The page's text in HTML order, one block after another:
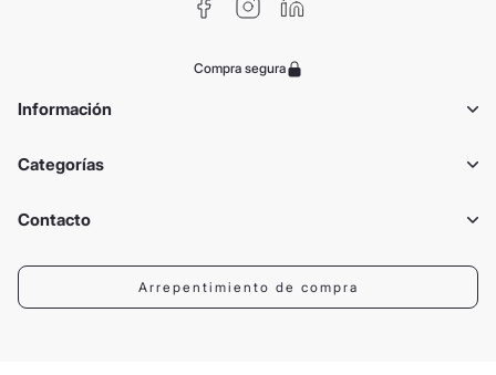
Compra segura
Información
Categorías
Contacto
Arrepentimiento de compra